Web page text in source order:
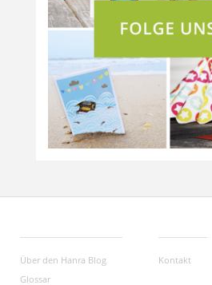
Über den Hanra Blog
Glossar
Kontakt